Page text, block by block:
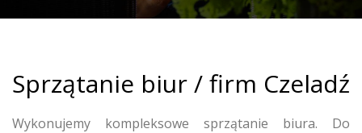
Sprzątanie biur / firm Czeladź
Wykonujemy kompleksowe sprzątanie biura. Do